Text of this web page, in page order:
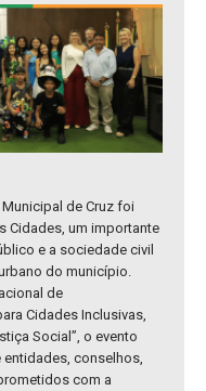
Municipal de Cruz foi
Cidades, um importante
e a sociedade civil
do município.
de
Cidades Inclusivas,
Social”, o evento
conselhos,
com a